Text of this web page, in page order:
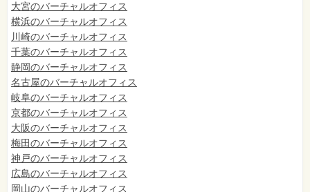
大宮のバーチャルオフィス
横浜のバーチャルオフィス
川崎のバーチャルオフィス
千葉のバーチャルオフィス
静岡のバーチャルオフィス
名古屋のバーチャルオフィス
岐阜のバーチャルオフィス
京都のバーチャルオフィス
大阪のバーチャルオフィス
梅田のバーチャルオフィス
神戸のバーチャルオフィス
広島のバーチャルオフィス
岡山のバーチャルオフィス